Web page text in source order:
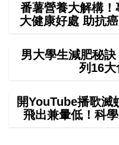
番薯營養大解構
大健康好處 助抗
男大學生減肥秘
列16
開YouTube播歌滅
飛出兼暈低！科